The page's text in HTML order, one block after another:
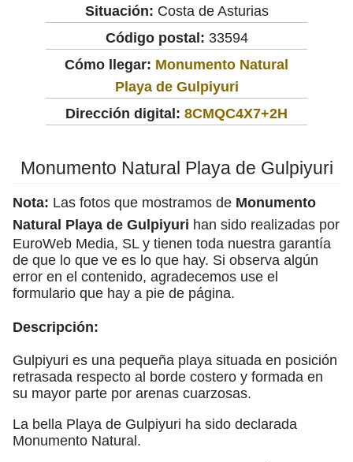
Situación: Costa de Asturias
Código postal: 33594
Cómo llegar: Monumento Natural
Playa de Gulpiyuri
Dirección digital: 8CMQC4X7+2H
Monumento Natural Playa de Gulpiyuri
Nota: Las fotos que mostramos de Monumento
Natural Playa de Gulpiyuri han sido realizadas por
EuroWeb Media, SL y tienen toda nuestra garantía
de que lo que ve es lo que hay. Si observa algún
error en el contenido, agradecemos use el
formulario que hay a pie de página.
Descripción:
Gulpiyuri es una pequeña playa situada en posición
retrasada respecto al borde costero y formada en
su mayor parte por arenas cuarzosas.
La bella Playa de Gulpiyuri ha sido declarada
Monumento Natural.